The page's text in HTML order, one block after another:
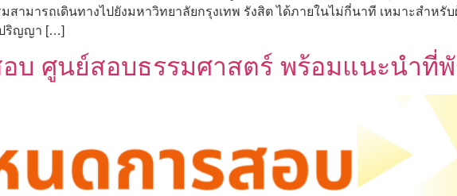
สามารถเดินทางไปยังมหาวิทยาลัยกรุงเทพ รังสิต ได้ภายในไม่กี่นาที เหมาะสำห
ริญญา […]
อบ ศูนย์สอบธรรมศาสตร์ พร้อมแนะนำที่